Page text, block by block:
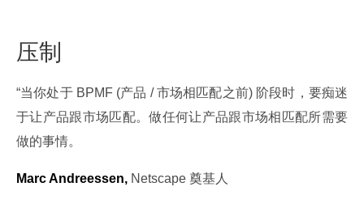
压制
“当你处于 BPMF (产品 / 市场相匹配之前) 阶段时，要痴迷
于让产品跟市场匹配。做任何让产品跟市场相匹配所需要
做的事情。
Marc Andreessen, Netscape 奠基人